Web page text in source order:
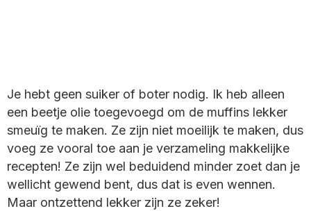
Je hebt geen suiker of boter nodig. Ik heb alleen
een beetje olie toegevoegd om de muffins lekker
smeuïg te maken. Ze zijn niet moeilijk te maken, dus
voeg ze vooral toe aan je verzameling makkelijke
recepten! Ze zijn wel beduidend minder zoet dan je
wellicht gewend bent, dus dat is even wennen.
Maar ontzettend lekker zijn ze zeker!